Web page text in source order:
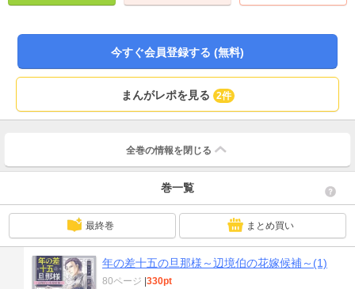
今すぐ会員登録する (無料)
まんがレポを見る 2件
全巻の情報を 閉じる
巻一覧
最終巻 まとめ買い
年の差十五の旦那様～辺境伯の花嫁候補～(1)
80ページ 330pt